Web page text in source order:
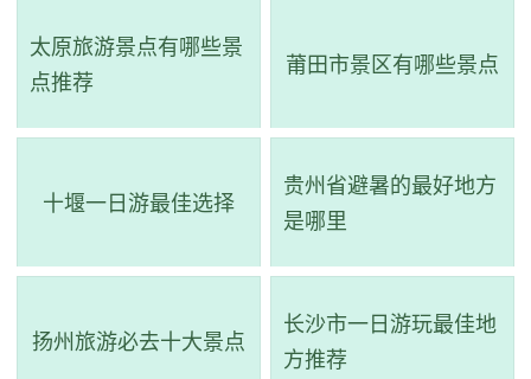
3、何如璋故居—人境庐建筑群
评级：高级重点文物保护单位
太原旅游景点有哪些景
点推荐
莆田市景区有哪些景点
十堰一日游最佳选择
贵州省避暑的最好地方
是哪里
扬州旅游必去十大景点
长沙市一日游玩最佳地
方推荐